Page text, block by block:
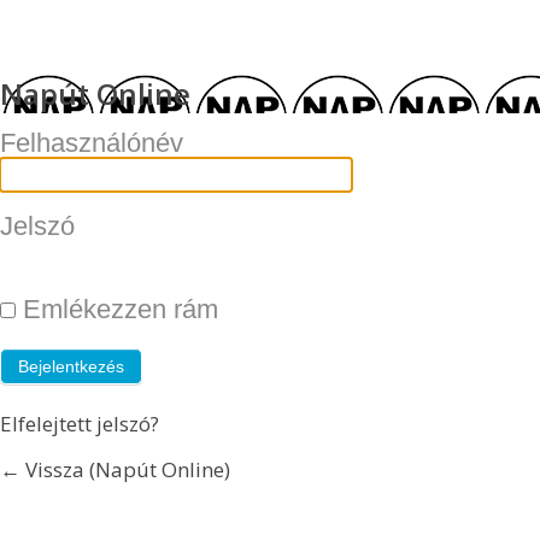
Napút Online
Felhasználónév
Jelszó
Emlékezzen rám
Elfelejtett jelszó?
← Vissza (Napút Online)